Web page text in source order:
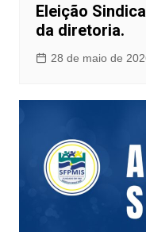
Eleição
da diretoria.
28 de maio de